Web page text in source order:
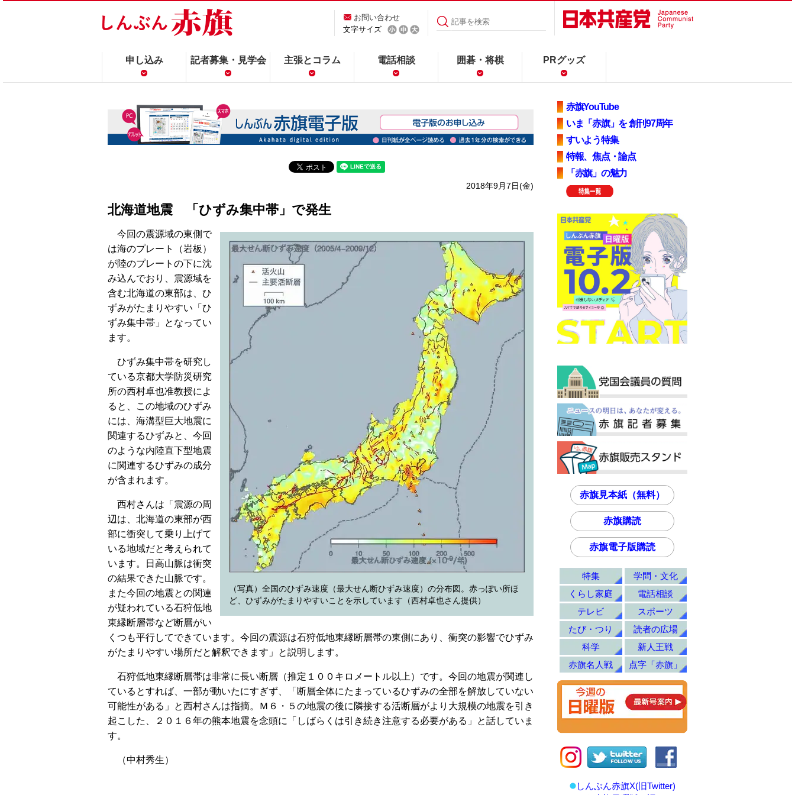
お問い合わせ
文字サイズ
申し込み 記者募集・見学会 主張とコラム 電話相談 囲碁・将棋 PRグッズ
2018年9月7日(金)
北海道地震 「ひずみ集中帯」で発生
（写真）全国のひずみ速度（最大せん断ひずみ速度）の分布図。赤っぽい所ほ
ど、ひずみがたまりやすいことを示しています（西村卓也さん提供）
今回の震源域の東側で
は海のプレート（岩板）
が陸のプレートの下に沈
み込んでおり、震源域を
含む北海道の東部は、ひ
ずみがたまりやすい「ひ
ずみ集中帯」となってい
ます。
ひずみ集中帯を研究し
ている京都大学防災研究
所の西村卓也准教授によ
ると、この地域のひずみ
には、海溝型巨大地震に
関連するひずみと、今回
のような内陸直下型地震
に関連するひずみの成分
が含まれます。
西村さんは「震源の周
辺は、北海道の東部が西
部に衝突して乗り上げて
いる地域だと考えられて
います。日高山脈は衝突
の結果できた山脈です。
また今回の地震との関連
が疑われている石狩低地
東縁断層帯など断層がい
くつも平行してできています。今回の震源は石狩低地東縁断層帯の東側にあり、衝突の影響でひずみ
がたまりやすい場所だと解釈できます」と説明します。
石狩低地東縁断層帯は非常に長い断層（推定１００キロメートル以上）です。今回の地震が関連し
ているとすれば、一部が動いたにすぎず、「断層全体にたまっているひずみの全部を解放していない
可能性がある」と西村さんは指摘。Ｍ６・５の地震の後に隣接する活断層がより大規模の地震を引き
起こした、２０１６年の熊本地震を念頭に「しばらくは引き続き注意する必要がある」と話していま
す。
（中村秀生）
赤旗YouTube
いま「赤旗」を 創刊97周年
すいよう特集
特報、焦点・論点
「赤旗」の魅力
赤旗見本紙（無料）
赤旗購読
赤旗電子版購読
特集
学問・文化
くらし家庭
電話相談
テレビ
スポーツ
たび・つり
読者の広場
科学
新人王戦
赤旗名人戦
点字「赤旗」
しんぶん赤旗X(旧Twitter)